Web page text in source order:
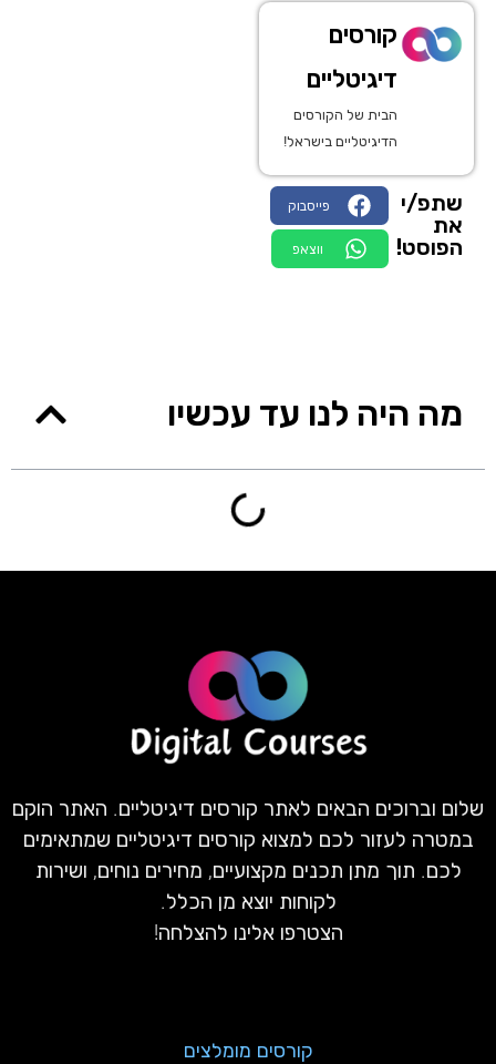
קורסים
דיגיטליים
הבית של הקורסים
הדיגיטליים בישראל!
שתפ/י
את
הפוסט!
פייסבוק
ווצאפ
מה היה לנו עד עכשיו
שלום וברוכים הבאים לאתר קורסים דיגיטליים. האתר הוקם
במטרה לעזור לכם למצוא קורסים דיגיטליים שמתאימים
לכם. תוך מתן תכנים מקצועיים, מחירים נוחים, ושירות
לקוחות יוצא מן הכלל.
הצטרפו אלינו להצלחה!
קורסים מומלצים